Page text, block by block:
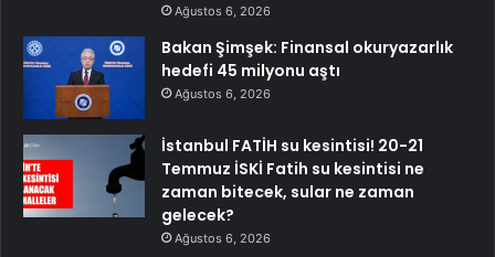
Ağustos 6, 2026
Bakan Şimşek: Finansal okuryazarlık
hedefi 45 milyonu aştı
Ağustos 6, 2026
İstanbul FATİH su kesintisi! 20-21
Temmuz İSKİ Fatih su kesintisi ne
zaman bitecek, sular ne zaman
gelecek?
Ağustos 6, 2026